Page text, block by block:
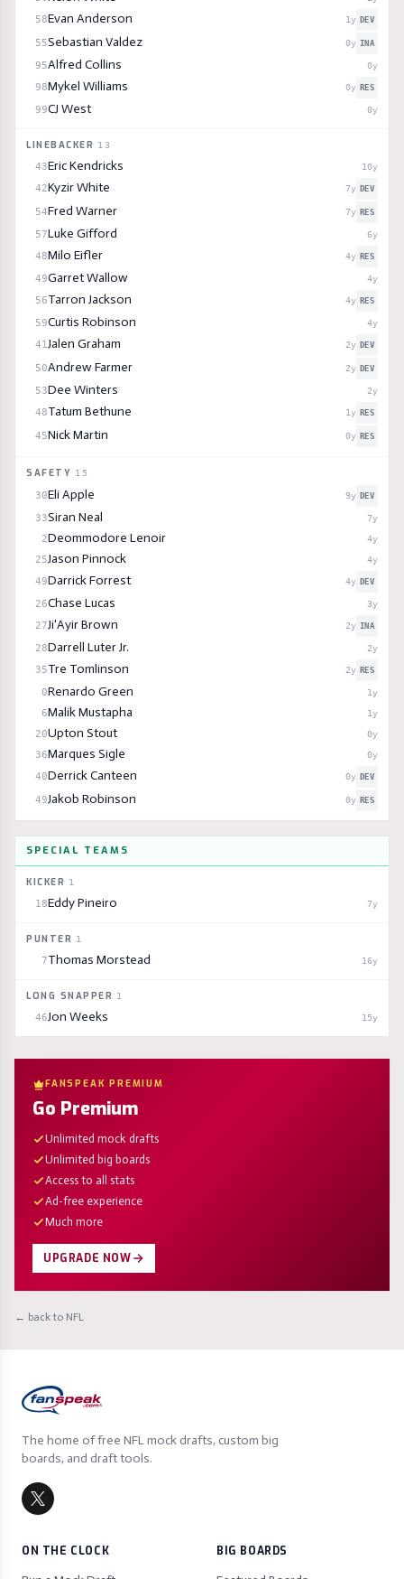
58Evan Anderson 1y DEV
55Sebastian Valdez 0y INA
95Alfred Collins 0y
98Mykel Williams 0y RES
99CJ West 0y
LINEBACKER 13
43Eric Kendricks 10y
42Kyzir White 7y DEV
54Fred Warner 7y RES
57Luke Gifford 6y
48Milo Eifler 4y RES
49Garret Wallow 4y
56Tarron Jackson 4y RES
59Curtis Robinson 4y
41Jalen Graham 2y DEV
50Andrew Farmer 2y DEV
53Dee Winters 2y
48Tatum Bethune 1y RES
45Nick Martin 0y RES
SAFETY 15
30Eli Apple 9y DEV
33Siran Neal 7y
2Deommodore Lenoir 4y
25Jason Pinnock 4y
49Darrick Forrest 4y DEV
26Chase Lucas 3y
27Ji'Ayir Brown 2y INA
28Darrell Luter Jr. 2y
35Tre Tomlinson 2y RES
0Renardo Green 1y
6Malik Mustapha 1y
20Upton Stout 0y
36Marques Sigle 0y
40Derrick Canteen 0y DEV
49Jakob Robinson 0y RES
SPECIAL TEAMS
KICKER 1
18Eddy Pineiro 7y
PUNTER 1
7Thomas Morstead 16y
LONG SNAPPER 1
46Jon Weeks 15y
FANSPEAK PREMIUM
Go Premium
Unlimited mock drafts
Unlimited big boards
Access to all stats
Ad-free experience
Much more
UPGRADE NOW
← back to NFL
The home of free NFL mock drafts, custom big
boards, and draft tools.
ON THE CLOCK BIG BOARDS